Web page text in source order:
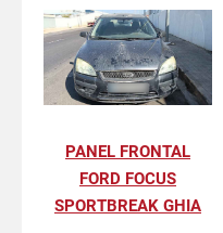
PANEL FRONTAL
FORD FOCUS
SPORTBREAK GHIA